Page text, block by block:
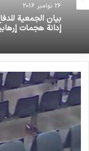
تم إنتاج هذا
مراسلين وصحفيين
26 نوامبر 2016
إدانة هجمات